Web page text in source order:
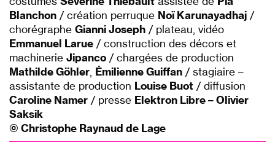
Blanchon / création perruque Noï Karunayadhaj /
chorégraphe Gianni Joseph / plateau, vidéo
Emmanuel Larue / construction des décors et
machinerie Jipanco / chargées de production
Mathilde Göhler, Émilienne Guiffan / stagiaire –
assistante de production Louise Buot / diffusion
Caroline Namer / presse Elektron Libre – Olivier
Saksik
© Christophe Raynaud de Lage